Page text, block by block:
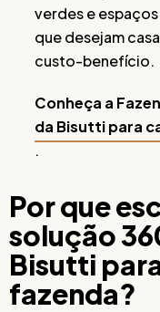
verdes e
que desejam
custo-benefício.
Conheça a
da Bisutti para
.
Por que
solução
Bisutti
fazenda?